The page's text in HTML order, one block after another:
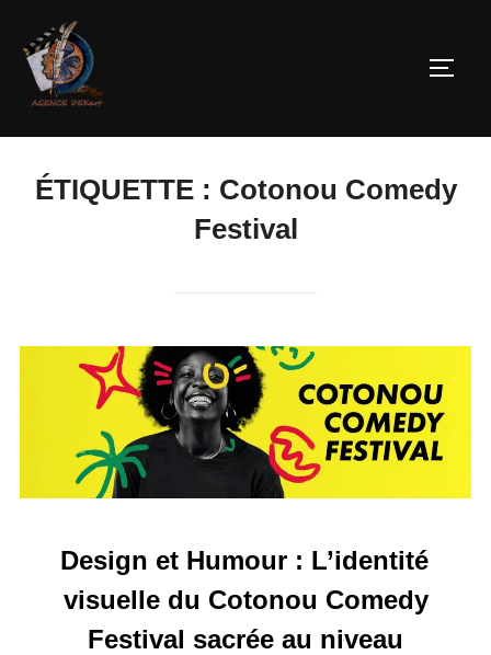
ÉTIQUETTE : Cotonou Comedy
Festival
Design et Humour : L’identité
visuelle du Cotonou Comedy
Festival sacrée au niveau